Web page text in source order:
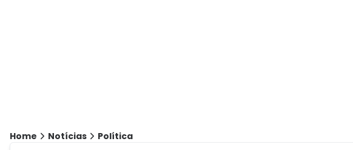
Home Notícias Política